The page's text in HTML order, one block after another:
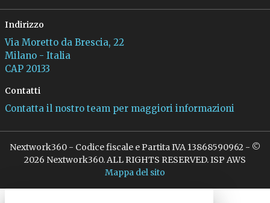
Indirizzo
Via Moretto da Brescia, 22
Milano - Italia
CAP 20133
Contatti
Contatta il nostro team per maggiori informazioni
Nextwork360 - Codice fiscale e Partita IVA 13868590962 - ©
2026 Nextwork360. ALL RIGHTS RESERVED. ISP AWS
Mappa del sito